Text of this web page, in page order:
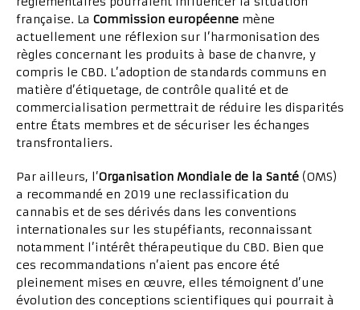
française. La Commission européenne mène
actuellement une réflexion sur l’harmonisation des
règles concernant les produits à base de chanvre, y
compris le CBD. L’adoption de standards communs en
matière d’étiquetage, de contrôle qualité et de
commercialisation permettrait de réduire les disparités
entre États membres et de sécuriser les échanges
transfrontaliers.
Par ailleurs, l’Organisation Mondiale de la Santé (OMS)
a recommandé en 2019 une reclassification du
cannabis et de ses dérivés dans les conventions
internationales sur les stupéfiants, reconnaissant
notamment l’intérêt thérapeutique du CBD. Bien que
ces recommandations n’aient pas encore été
pleinement mises en œuvre, elles témoignent d’une
évolution des conceptions scientifiques qui pourrait à